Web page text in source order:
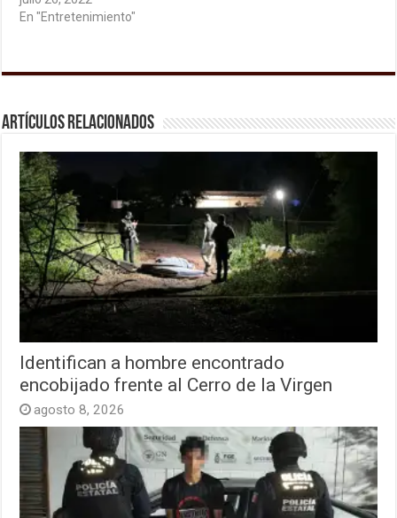
En "Entretenimiento"
Artículos relacionados
Identifican a hombre encontrado
encobijado frente al Cerro de la Virgen
agosto 8, 2026